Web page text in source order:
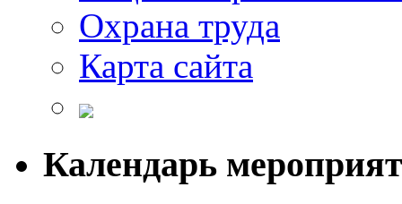
Охрана труда
Карта сайта
Календарь